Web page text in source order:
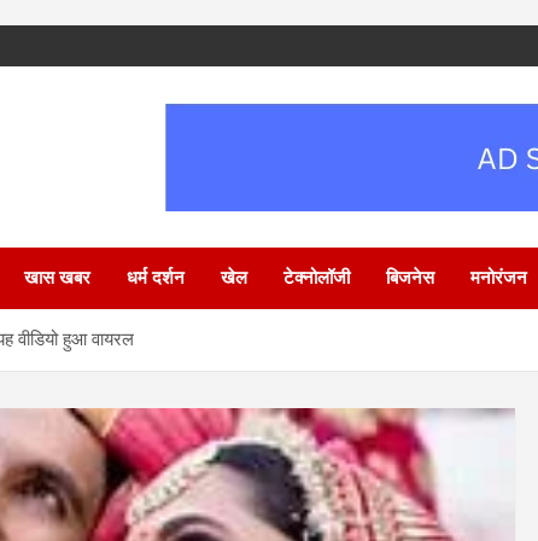
खास खबर धर्म दर्शन खेल टेक्नोलॉजी बिजनेस मनोरंजन
वीडियो हुआ वायरल